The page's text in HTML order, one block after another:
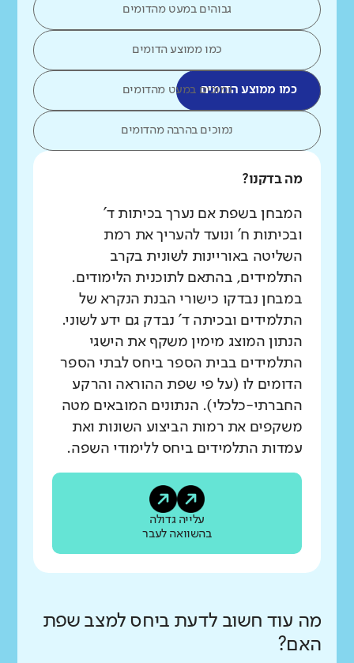
גבוהים במעט מהדומים
כמו ממוצע הדומים
כמו ממוצע הדומיםנמוכים במעט מהדומים
נמוכים בהרבה מהדומים
מה בדקנו?
המבחן בשפת אם נערך בכיתות ד'
ובכיתות ח' ונועד להעריך את רמת
השליטה באוריינות לשונית בקרב
התלמידים, בהתאם לתוכנית הלימודים.
במבחן נבדקו כישורי הבנת הנקרא של
התלמידים ובכיתה ד' נבדק גם ידע לשוני.
הנתון המוצג מימין משקף את הישגי
התלמידים בבית הספר ביחס לבתי הספר
הדומים לו (על פי שפת ההוראה והרקע
החברתי-כלכלי). הנתונים המובאים מטה
משקפים את רמות הביצוע השונות ואת
עמדות התלמידים ביחס ללימודי השפה.
עלייה גדולה
בהשוואה לעבר
מה עוד חשוב לדעת ביחס למצב שפת
האם?